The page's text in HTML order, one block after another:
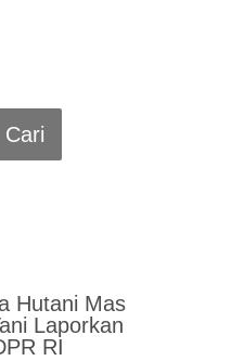
Cari
Hutani Mas
Laporkan
RI